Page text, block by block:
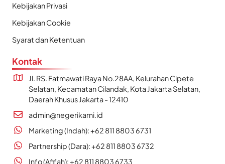
Kebijakan Privasi
Kebijakan Cookie
Syarat dan Ketentuan
Kontak
Jl. RS. Fatmawati Raya No.28AA, Kelurahan Cipete
Selatan, Kecamatan Cilandak, Kota Jakarta Selatan,
Daerah Khusus Jakarta - 12410
admin@negerikami.id
Marketing (Indah): +62 811 8803 6731
Partnership (Dara): +62 811 8803 6732
Info (Afifah): +62 811 8803 6733